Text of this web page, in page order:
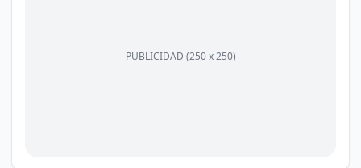
PUBLICIDAD (250 x 250)